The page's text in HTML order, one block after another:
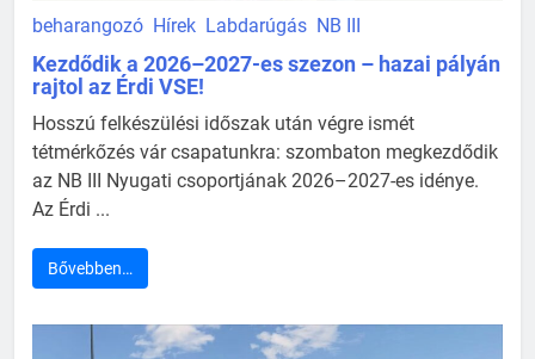
beharangozó Hírek Labdarúgás NB III
Kezdődik a 2026–2027-es szezon – hazai pályán
rajtol az Érdi VSE!
Hosszú felkészülési időszak után végre ismét
tétmérkőzés vár csapatunkra: szombaton megkezdődik
az NB III Nyugati csoportjának 2026–2027-es idénye.
Az Érdi ...
Bővebben…